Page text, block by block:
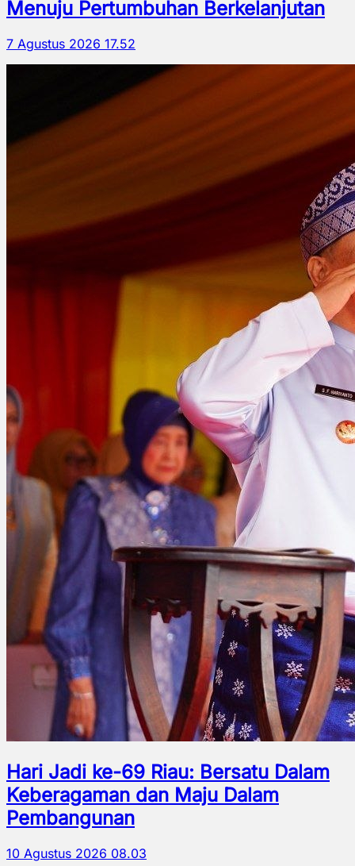
Menuju Pertumbuhan Berkelanjutan
7 Agustus 2026 17.52
Hari Jadi ke-69 Riau: Bersatu Dalam
Keberagaman dan Maju Dalam
Pembangunan
10 Agustus 2026 08.03